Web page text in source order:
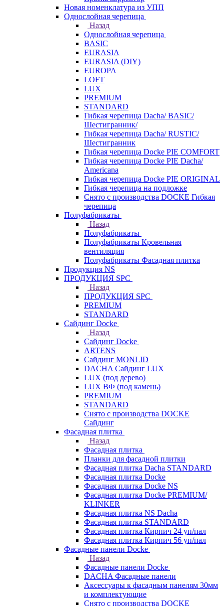
Новая номенклатура из УПП
Однослойная черепица
Назад
Однослойная черепица
BASIC
EURASIA
EURASIA (DIY)
EUROPA
LOFT
LUX
PREMIUM
STANDARD
Гибкая черепица Dacha/ BASIC/
Шестигранник/
Гибкая черепица Dacha/ RUSTIC/
Шестигранник
Гибкая черепица Docke PIE COMFORT
Гибкая черепица Docke PIE Dacha/
Americana
Гибкая черепица Docke PIE ОRIGINАL
Гибкая черепица на подложке
Снято с производства DOCKE Гибкая
черепица
Полуфабрикаты
Назад
Полуфабрикаты
Полуфабрикаты Кровельная
вентиляция
Полуфабрикаты Фасадная плитка
Продукция NS
ПРОДУКЦИЯ SPC
Назад
ПРОДУКЦИЯ SPC
PREMIUM
STANDARD
Сайдинг Docke
Назад
Сайдинг Docke
ARTENS
Cайдинг MONLID
DACHA Сайдинг LUX
LUX (под дерево)
LUX ВФ (под камень)
PREMIUM
STANDARD
Снято с производства DOCKE
Сайдинг
Фасадная плитка
Назад
Фасадная плитка
Планки для фасадной плитки
Фасадная плитка Dacha STANDARD
Фасадная плитка Docke
Фасадная плитка Docke NS
Фасадная плитка Docke PREMIUM/
KLINKER
Фасадная плитка NS Dacha
Фасадная плитка STANDARD
Фасадная плитка Кирпич 24 уп/пал
Фасадная плитка Кирпич 56 уп/пал
Фасадные панели Docke
Назад
Фасадные панели Docke
DACHA Фасадные панели
Аксессуары к фасадным панелям 30мм
и комплектующие
Снято с производства DOCKE